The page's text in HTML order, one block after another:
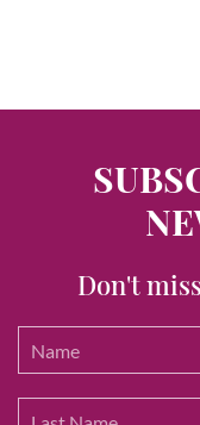
Don't